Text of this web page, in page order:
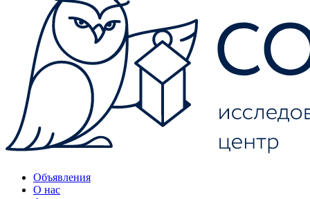
Объявления
О нас